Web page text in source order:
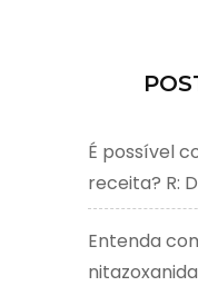
É possível
receita? R:
Entenda